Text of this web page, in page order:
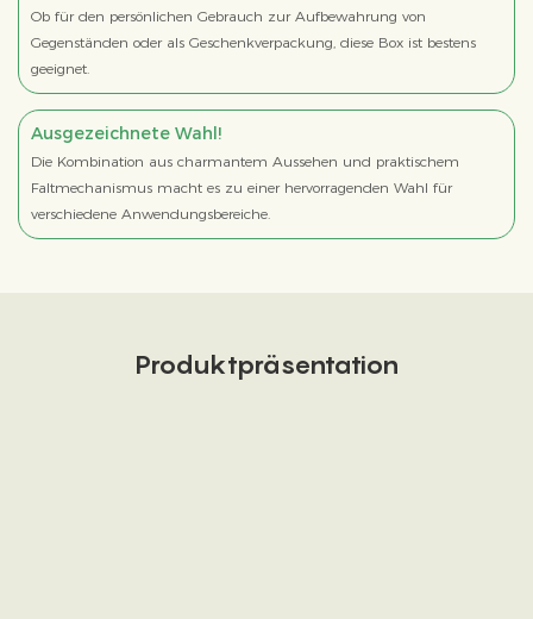
Ob für den persönlichen Gebrauch zur Aufbewahrung von
Gegenständen oder als Geschenkverpackung, diese Box ist bestens
geeignet.
Ausgezeichnete Wahl!
Die Kombination aus charmantem Aussehen und praktischem
Faltmechanismus macht es zu einer hervorragenden Wahl für
verschiedene Anwendungsbereiche.
Produktpräsentation